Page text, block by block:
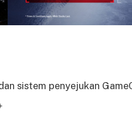
sistem penyejukan